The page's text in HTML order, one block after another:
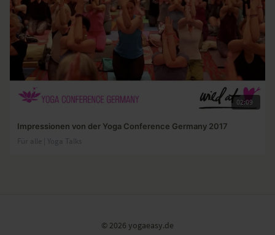
02:09
Impressionen von der Yoga Conference Germany 2017
Für alle | Yoga Talks
© 2026 yogaeasy.de